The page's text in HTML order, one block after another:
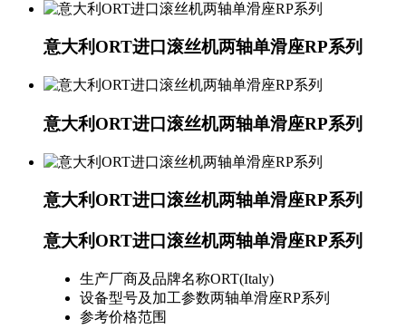
意大利ORT进口滚丝机两轴单滑座RP系列
意大利ORT进口滚丝机两轴单滑座RP系列
意大利ORT进口滚丝机两轴单滑座RP系列
意大利ORT进口滚丝机两轴单滑座RP系列
生产厂商及品牌名称ORT(Italy)
设备型号及加工参数两轴单滑座RP系列
参考价格范围